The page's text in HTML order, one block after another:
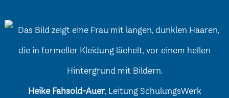
Heike Fahsold-Auer, Leitung SchulungsWerk